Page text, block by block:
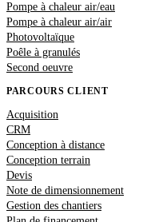
Pompe à chaleur air/eau
Pompe à chaleur air/air
Photovoltaïque
Poêle à granulés
Second oeuvre
PARCOURS CLIENT
Acquisition
CRM
Conception à distance
Conception terrain
Devis
Note de dimensionnement
Gestion des chantiers